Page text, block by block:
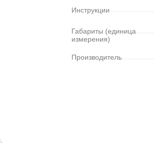
Инструкции
Габариты (единица
измерения)
Производитель